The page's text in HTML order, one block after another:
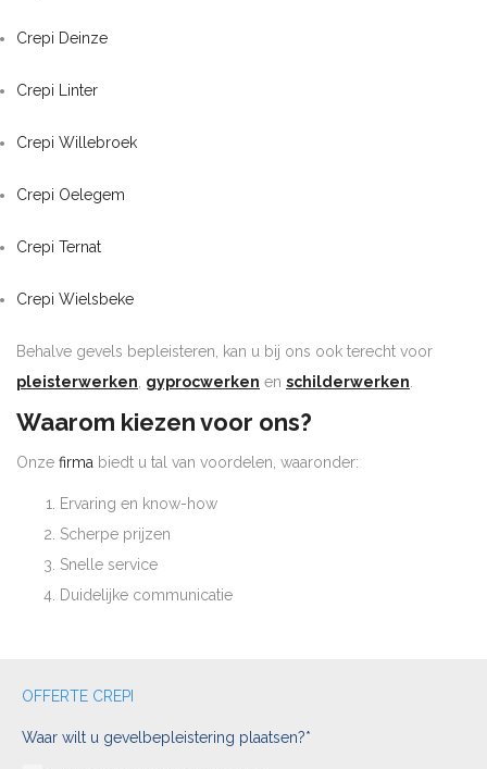
Crepi Deinze
Crepi Linter
Crepi Willebroek
Crepi Oelegem
Crepi Ternat
Crepi Wielsbeke
Behalve gevels bepleisteren, kan u bij ons ook terecht voor
pleisterwerken, gyprocwerken en schilderwerken.
Waarom kiezen voor ons?
Onze firma biedt u tal van voordelen, waaronder:
Ervaring en know-how
Scherpe prijzen
Snelle service
Duidelijke communicatie
OFFERTE CREPI
Waar wilt u gevelbepleistering plaatsen?*